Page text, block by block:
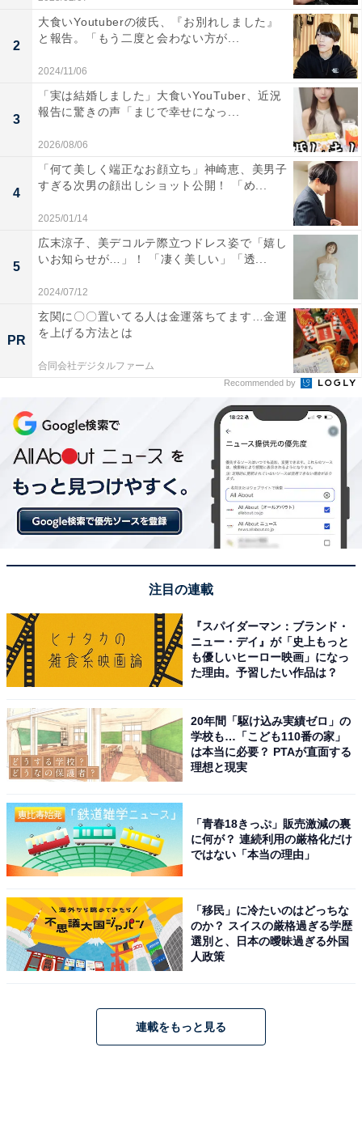
2
大食いYoutuberの彼氏、『お別れしました』
と報告。「もう二度と会わない方が...
2024/11/06
3
「実は結婚しました」大食いYouTuber、近況
報告に驚きの声「まじで幸せになっ...
2026/08/06
4
「何て美しく端正なお顔立ち」神崎恵、美男子
すぎる次男の顔出しショット公開！ 「め...
2025/01/14
5
広末涼子、美デコルテ際立つドレス姿で「嬉し
いお知らせが…」！ 「凄く美しい」「透...
2024/07/12
PR
玄関に〇〇置いてる人は金運落ちてます…金運
を上げる方法とは
合同会社デジタルファーム
Recommended by
注目の連載
『スパイダーマン：ブランド・
ニュー・デイ』が「史上もっと
も優しいヒーロー映画」になっ
た理由。予習したい作品は？
20年間「駆け込み実績ゼロ」の
学校も…「こども110番の家」
は本当に必要？ PTAが直面する
理想と現実
「青春18きっぷ」販売激減の裏
に何が？ 連続利用の厳格化だけ
ではない「本当の理由」
「移民」に冷たいのはどっちな
のか？ スイスの厳格過ぎる学歴
選別と、日本の曖昧過ぎる外国
人政策
連載をもっと見る